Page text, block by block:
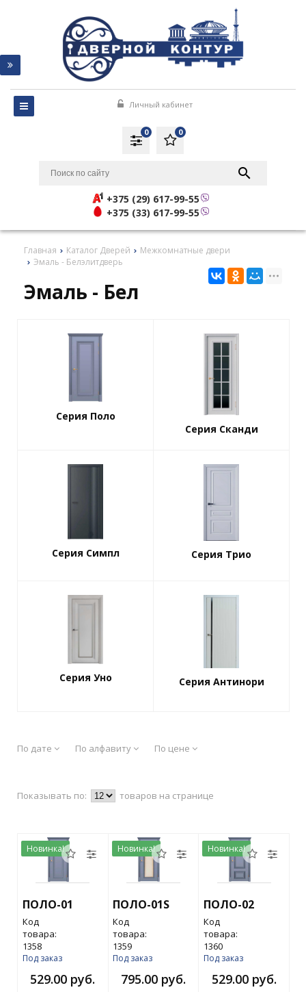
0
0
Личный кабинет
+375 (29) 617-99-55
+375 (33) 617-99-55
Главная Каталог Дверей
Межкомнатные двери
Эмаль - Белэлитдверь
Эмаль - Бел
Серия Поло
Серия Сканди
Серия Симпл Серия Трио
Серия Уно Серия Антинори
По дате По алфавиту По цене
Показывать по: товаров на странице
Новинка!
ПОЛО-01
Код
товара:
1358
Под заказ
529.00 руб.
Новинка!
ПОЛО-01S
Код
товара:
1359
Под заказ
795.00 руб.
Новинка!
ПОЛО-02
Код
товара:
1360
Под заказ
529.00 руб.